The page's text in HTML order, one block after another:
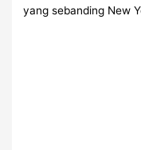
yang sebanding New